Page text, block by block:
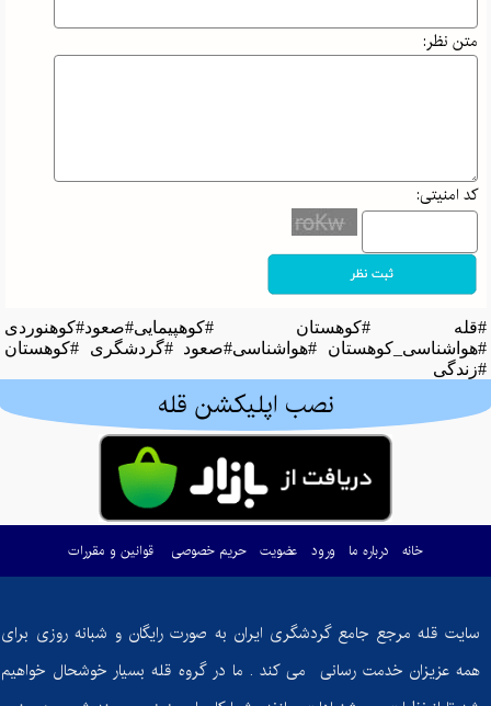
متن نظر:
کد امنیتی:
#قله #کوهستان #کوهپیمایی#صعود#کوهنوردی
#هواشناسی_کوهستان #هواشناسی#صعود #گردشگری #کوهستان
#زندگی
نصب اپلیکشن قله
خانه درباره ما ورود عضویت حریم خصوصی قوانین و مقررات
سایت قله مرجع جامع گردشگری ایران به صورت رایگان و شبانه روزی برای
همه عزیزان خدمت رسانی می کند . ما در گروه قله بسیار خوشحال خواهیم